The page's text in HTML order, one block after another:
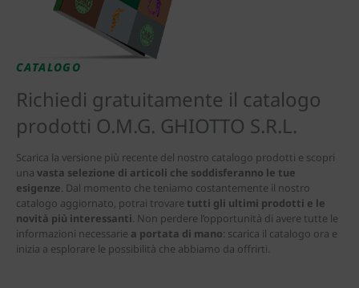
CATALOGO
Richiedi gratuitamente il catalogo
prodotti O.M.G. GHIOTTO S.R.L.
Scarica la versione più recente del nostro catalogo prodotti e scopri
una vasta selezione di articoli che soddisferanno le tue
esigenze. Dal momento che teniamo costantemente il nostro
catalogo aggiornato, potrai trovare tutti gli ultimi prodotti e le
novità più interessanti. Non perdere l’opportunità di avere tutte le
informazioni necessarie a portata di mano: scarica il catalogo ora e
inizia a esplorare le possibilità che abbiamo da offrirti.